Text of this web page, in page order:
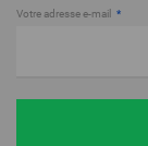
Votre adresse e-mail